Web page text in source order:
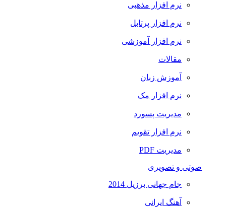
نرم افزار مذهبی
نرم افزار پرتابل
نرم افزار آموزشی
مقالات
آموزش زبان
نرم افزار مک
مدیریت پسورد
نرم افزار تقویم
مدیریت PDF
صوتی و تصویری
جام جهانی برزیل 2014
آهنگ ایرانی